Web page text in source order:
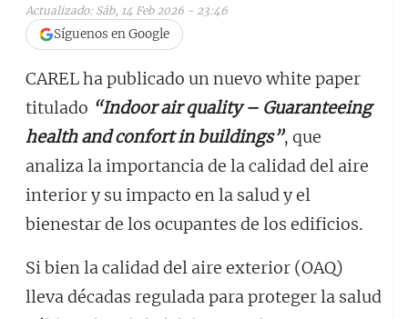
Actualizado: Sáb, 14 Feb 2026 - 23:46
Síguenos en Google
CAREL ha publicado un nuevo white paper
titulado “Indoor air quality – Guaranteeing
health and confort in buildings”, que
analiza la importancia de la calidad del aire
interior y su impacto en la salud y el
bienestar de los ocupantes de los edificios.
Si bien la calidad del aire exterior (OAQ)
lleva décadas regulada para proteger la salud